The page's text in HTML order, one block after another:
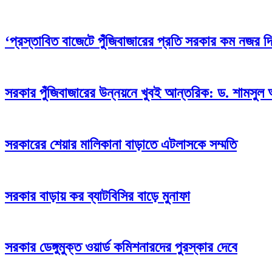
‘প্রস্তাবিত বাজেটে পুঁজিবাজারের প্রতি সরকার কম নজর
সরকার পুঁজিবাজারের উন্নয়নে খুবই আন্তরিক: ড.
সরকারের শেয়ার মালিকানা বাড়াতে এটলাসকে সম্মতি
সরকার বাড়ায় কর ব্যাটবিসির বাড়ে মুনাফা
সরকার ডেঙ্গুমুক্ত ওয়ার্ড কমিশনারদের পুরস্কার দেবে